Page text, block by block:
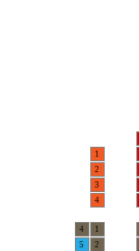
1
2
3
4
4 1
5
2